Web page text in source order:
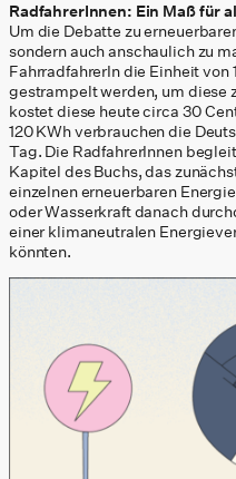
RadfahrerInnen: Ein Maß für
Um die Debatte zu
sondern auch anschaulich zu
FahrradfahrerIn die Einheit von
gestrampelt werden, um diese
kostet diese heute circa 30
120 KWh verbrauchen die
Tag. Die RadfahrerInnen
Kapitel des Buchs, das
einzelnen erneuerbaren
oder Wasserkraft danach
einer klimaneutralen
könnten.